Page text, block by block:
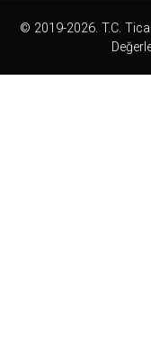
© 2019-2026. T.C.